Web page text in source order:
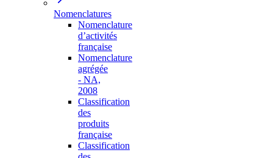
Nomenclatures
Nomenclature
d’activités
française
Nomenclature
agrégée
- NA,
2008
Classification
des
produits
française
Classification